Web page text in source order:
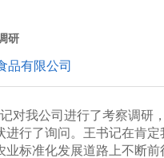
研
品有限公司
对我公司进行了考察调研
行了询问。王书记在肯
标准化发展道路上不断前